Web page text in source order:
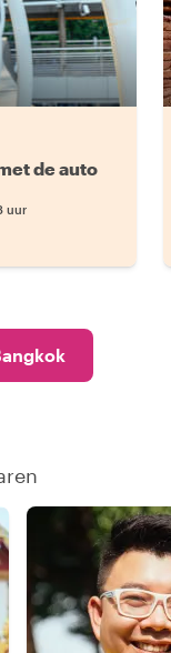
de auto
uur